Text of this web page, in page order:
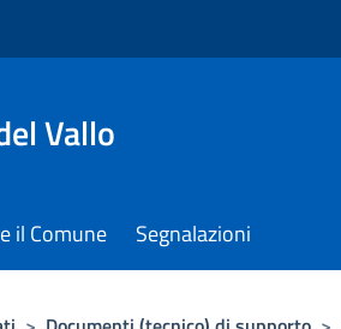
Vallo
il Comune Segnalazioni